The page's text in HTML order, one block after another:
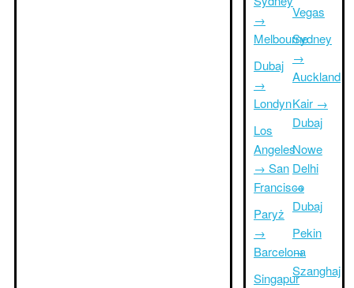
→
Melbourne
Dubaj
→
Londyn
Los
Angeles
→ San
Francisco
Paryż
→
Barcelona
Singapur
Vegas
Sydney
→
Auckland
Kair →
Dubaj
Nowe
Delhi
→
Dubaj
Pekin
→
Szanghaj